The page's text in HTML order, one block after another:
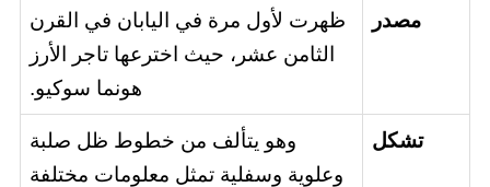
مصدر
ظهرت لأول مرة في اليابان في القرن
الثامن عشر، حيث اخترعها تاجر الأرز
هونما سوكيو.
تشكل
وهو يتألف من خطوط ظل صلبة
وعلوية وسفلية تمثل معلومات مختلفة